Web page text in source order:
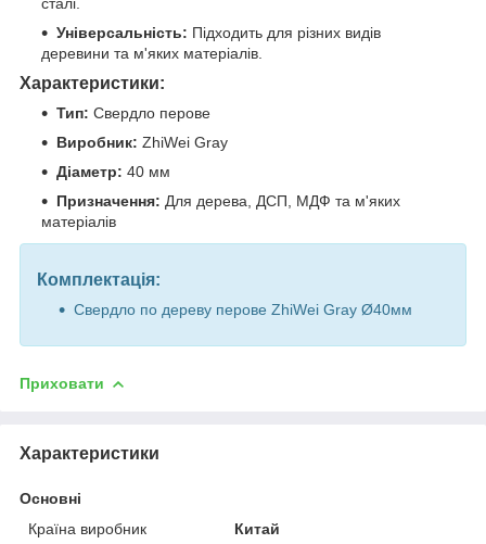
Універсальність: Підходить для різних видів
деревини та м'яких матеріалів.
Характеристики:
Тип: Свердло перове
Виробник: ZhiWei Gray
Діаметр: 40 мм
Призначення: Для дерева, ДСП, МДФ та м'яких
матеріалів
Комплектація:
Свердло по дереву перове ZhiWei Gray Ø40мм
Приховати
Характеристики
Основні
Країна виробник
Китай